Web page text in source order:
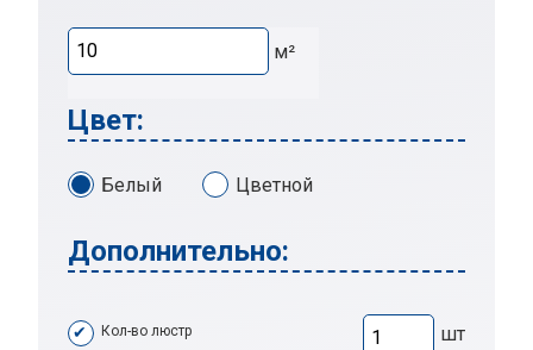
м²
Цвет:
Белый Цветной
Дополнительно:
Кол-во люстр шт